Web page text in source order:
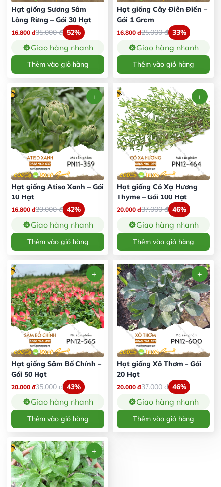
Hạt giống Sương Sâm
Lông Rừng – Gói 30 Hạt
16.800 đ35.000đ 52%
Giao hàng nhanh
Thêm vào giỏ hàng
Hạt giống Cây Điên Điển –
Gói 1 Gram
16.800 đ25.000đ 33%
Giao hàng nhanh
Thêm vào giỏ hàng
Hạt giống Atiso Xanh – Gói
10 Hạt
16.800 đ29.000đ 42%
Giao hàng nhanh
Thêm vào giỏ hàng
Hạt giống Cỏ Xạ Hương
Thyme – Gói 100 Hạt
20.000 đ37.000đ 46%
Giao hàng nhanh
Thêm vào giỏ hàng
Hạt giống Sâm Bố Chính –
Gói 50 Hạt
20.000 đ35.000đ 43%
Giao hàng nhanh
Thêm vào giỏ hàng
Hạt giống Xô Thơm – Gói
20 Hạt
20.000 đ37.000đ 46%
Giao hàng nhanh
Thêm vào giỏ hàng